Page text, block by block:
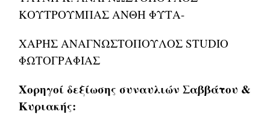
ΚΟΥΤΡΟΥΜΠΑΣ ΑΝΘΗ ΦΥΤΑ-
ΧΑΡΗΣ ΑΝΑΓΝΩΣΤΟΠΟΥΛΟΣ STUDIO
ΦΩΤΟΓΡΑΦΙΑΣ
Χορηγοί δεξίωσης συναυλιών Σαββάτου &
Κυριακής: